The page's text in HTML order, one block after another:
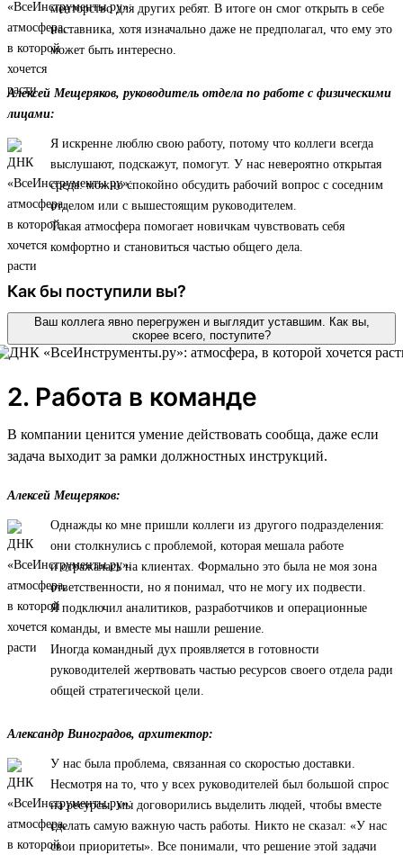
менторство для других ребят. В итоге он смог открыть в себе
наставника, хотя изначально даже не предполагал, что ему это
может быть интересно.
Алексей Мещеряков, руководитель отдела по работе с физическими
лицами:
Я искренне люблю свою работу, потому что коллеги всегда
выслушают, подскажут, помогут. У нас невероятно открытая
среда: можно спокойно обсудить рабочий вопрос с соседним
отделом или с вышестоящим руководителем.
Такая атмосфера помогает новичкам чувствовать себя
комфортно и становиться частью общего дела.
Как бы поступили вы?
Ваш коллега явно перегружен и выглядит уставшим. Как вы,
скорее всего, поступите?
2. Работа в команде
В компании ценится умение действовать сообща, даже если
задача выходит за рамки должностных инструкций.
Алексей Мещеряков:
Однажды ко мне пришли коллеги из другого подразделения:
они столкнулись с проблемой, которая мешала работе
и отражалась на клиентах. Формально это была не моя зона
ответственности, но я понимал, что не могу их подвести.
Я подключил аналитиков, разработчиков и операционные
команды, и вместе мы нашли решение.
Иногда командный дух проявляется в готовности
руководителей жертвовать частью ресурсов своего отдела ради
общей стратегической цели.
Александр Виноградов, архитектор:
У нас была проблема, связанная со скоростью доставки.
Несмотря на то, что у всех руководителей был большой спрос
на ресурсы, мы договорились выделить людей, чтобы вместе
сделать самую важную часть работы. Никто не сказал: «У нас
свои приоритеты». Все понимали, что решение этой задачи